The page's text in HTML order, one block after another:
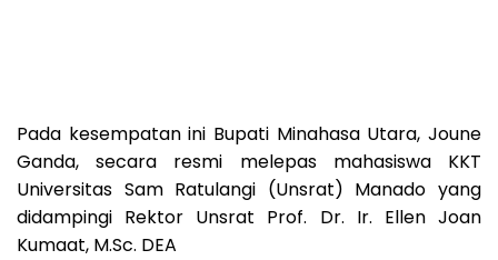
Pada kesempatan ini Bupati Minahasa Utara, Joune
Ganda, secara resmi melepas mahasiswa KKT
Universitas Sam Ratulangi (Unsrat) Manado yang
didampingi Rektor Unsrat Prof. Dr. Ir. Ellen Joan
Kumaat, M.Sc. DEA